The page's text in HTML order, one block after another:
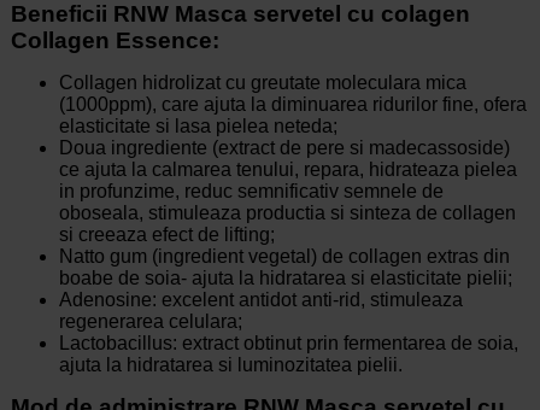
Beneficii RNW Masca servetel cu colagen
Collagen Essence:
Collagen hidrolizat cu greutate moleculara mica
(1000ppm), care ajuta la diminuarea ridurilor fine, ofera
elasticitate si lasa pielea neteda;
Doua ingrediente (extract de pere si madecassoside)
ce ajuta la calmarea tenului, repara, hidrateaza pielea
in profunzime, reduc semnificativ semnele de
oboseala, stimuleaza productia si sinteza de collagen
si creeaza efect de lifting;
Natto gum (ingredient vegetal) de collagen extras din
boabe de soia- ajuta la hidratarea si elasticitate pielii;
Adenosine: excelent antidot anti-rid, stimuleaza
regenerarea celulara;
Lactobacillus: extract obtinut prin fermentarea de soia,
ajuta la hidratarea si luminozitatea pielii.